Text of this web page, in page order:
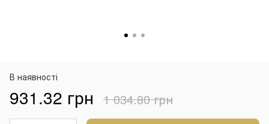
В наявності
931.32 грн 1 034.80 грн